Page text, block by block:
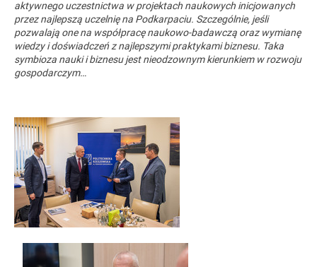
aktywnego uczestnictwa w projektach naukowych inicjowanych
przez najlepszą uczelnię na Podkarpaciu. Szczególnie, jeśli
pozwalają one na współpracę naukowo-badawczą oraz wymianę
wiedzy i doświadczeń z najlepszymi praktykami biznesu. Taka
symbioza nauki i biznesu jest nieodzownym kierunkiem w rozwoju
gospodarczym…